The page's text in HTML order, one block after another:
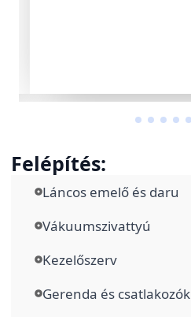
Felépítés:
Láncos emelő és daru
Vákuumszivattyú
Kezelőszerv
Gerenda és csatlakozók